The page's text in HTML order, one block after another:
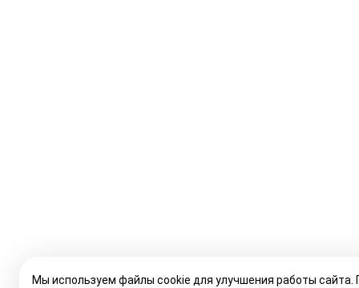
Мы используем файлы cookie для улучшения работы сайта.